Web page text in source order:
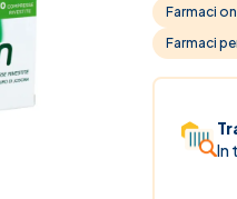
Farmaci
Farmaci
In